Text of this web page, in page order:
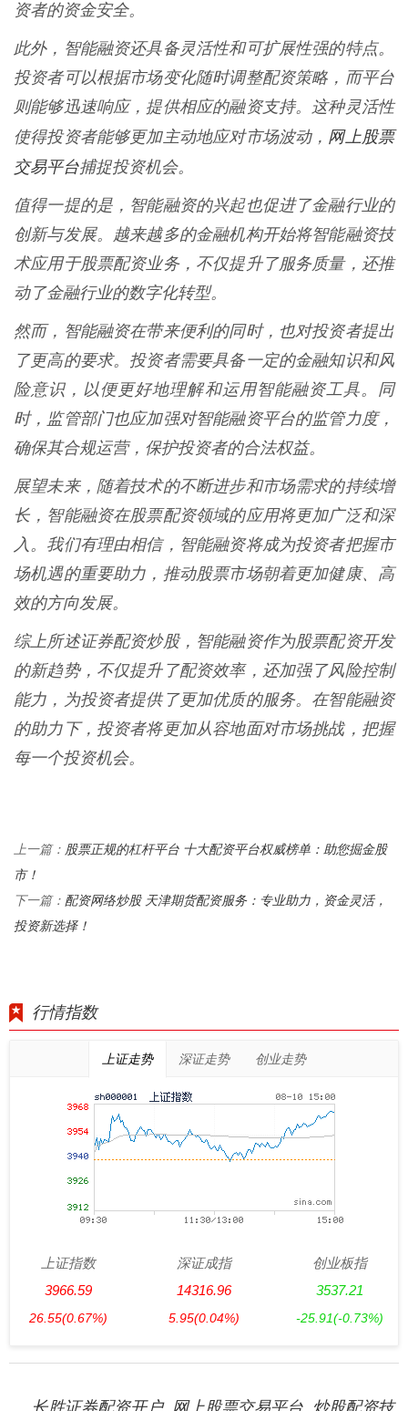
资者的资金安全。
此外，智能融资还具备灵活性和可扩展性强的特点。
投资者可以根据市场变化随时调整配资策略，而平台
则能够迅速响应，提供相应的融资支持。这种灵活性
使得投资者能够更加主动地应对市场波动， 网上股票
交易平台捕捉投资机会。
值得一提的是，智能融资的兴起也促进了金融行业的
创新与发展。越来越多的金融机构开始将智能融资技
术应用于股票配资业务，不仅提升了服务质量，还推
动了金融行业的数字化转型。
然而，智能融资在带来便利的同时，也对投资者提出
了更高的要求。投资者需要具备一定的金融知识和风
险意识，以便更好地理解和运用智能融资工具。同
时，监管部门也应加强对智能融资平台的监管力度，
确保其合规运营，保护投资者的合法权益。
展望未来，随着技术的不断进步和市场需求的持续增
长，智能融资在股票配资领域的应用将更加广泛和深
入。我们有理由相信，智能融资将成为投资者把握市
场机遇的重要助力，推动股票市场朝着更加健康、高
效的方向发展。
综上所述证券配资炒股，智能融资作为股票配资开发
的新趋势，不仅提升了配资效率，还加强了风险控制
能力，为投资者提供了更加优质的服务。在智能融资
的助力下，投资者将更加从容地面对市场挑战，把握
每一个投资机会。
上一篇： 股票正规的杠杆平台 十大配资平台权威榜单：助您掘金股
市！
下一篇： 配资网络炒股 天津期货配资服务：专业助力，资金灵活，
投资新选择！
行情指数
上证走势 深证走势 创业走势
上证指数
3966.59
26.55(0.67%)
深证成指
14316.96
5.95(0.04%)
创业板指
3537.21
-25.91(-0.73%)